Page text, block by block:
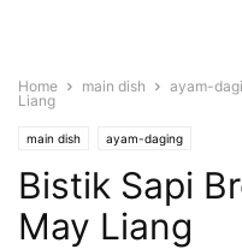
Home main dish ayam-
Liang
main dish ayam-daging
Bistik Sapi
May Liang